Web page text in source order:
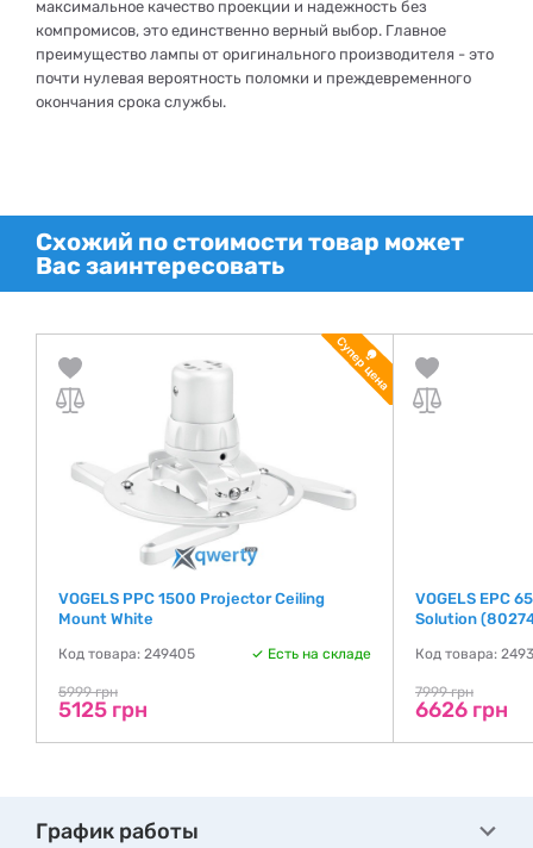
максимальное качество проекции и надежность без
компромисов, это единственно верный выбор. Главное
преимущество лампы от оригинального производителя - это
почти нулевая вероятность поломки и преждевременного
окончания срока службы.
Схожий по стоимости товар может
Вас заинтересовать
VOGELS PPC 1500 Projector Ceiling
Mount White
Код товара: 249405 Есть на складе
5999 грн
5125 грн
VOGELS EPС
Solution
Код товара:
7999 грн
6626 грн
График работы